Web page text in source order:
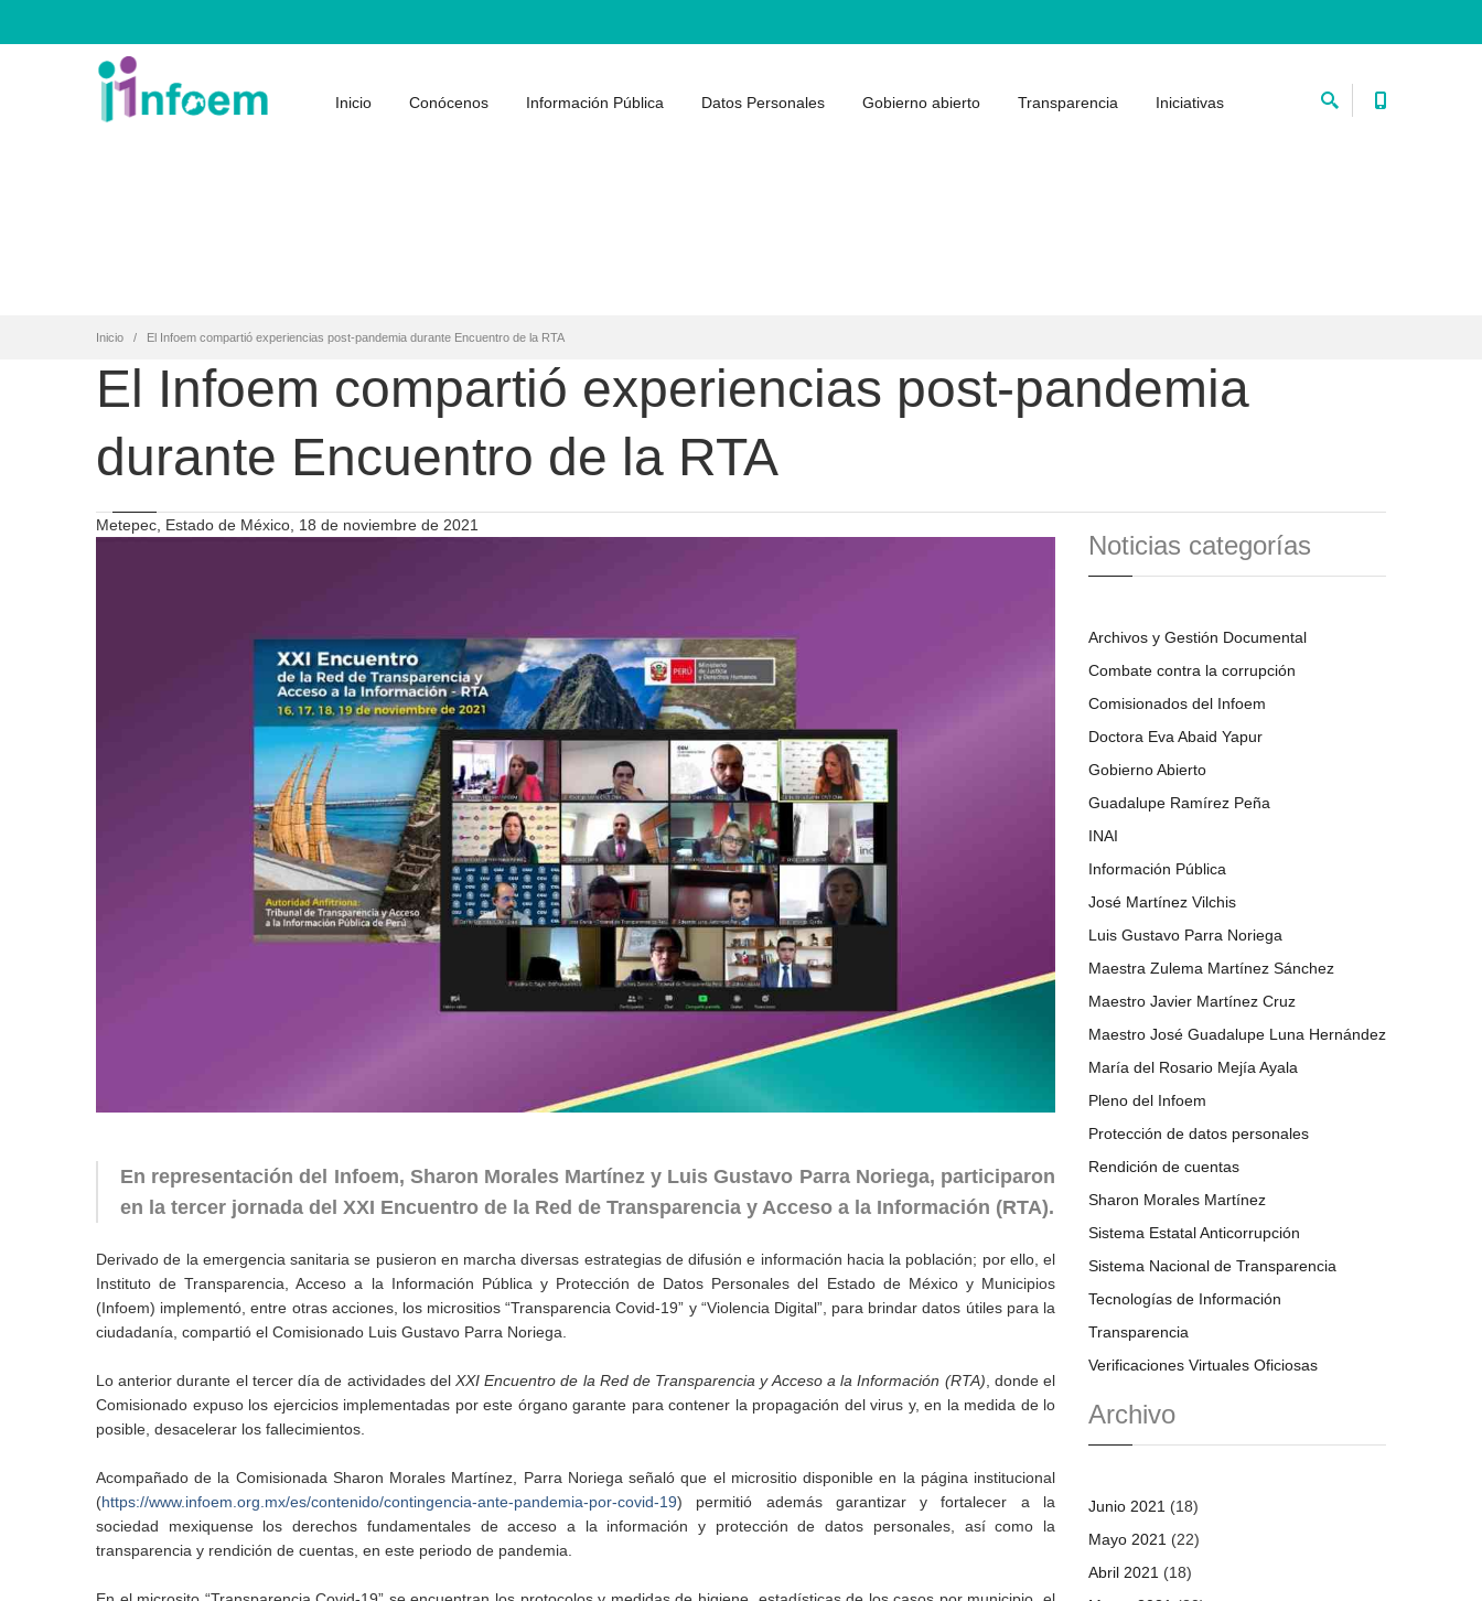
Inicio Conócenos Información Pública Datos Personales Gobierno abierto Transparencia Iniciativas
Inicio El Infoem compartió experiencias post-pandemia durante Encuentro de la RTA
El Infoem compartió experiencias post-pandemia
durante Encuentro de la RTA
Metepec, Estado de México, 18 de noviembre de 2021
En representación del Infoem, Sharon Morales Martínez y Luis Gustavo Parra Noriega, participaron
en la tercer jornada del XXI Encuentro de la Red de Transparencia y Acceso a la Información (RTA).
Derivado de la emergencia sanitaria se pusieron en marcha diversas estrategias de difusión e información hacia la población; por ello, el
Instituto de Transparencia, Acceso a la Información Pública y Protección de Datos Personales del Estado de México y Municipios
(Infoem) implementó, entre otras acciones, los micrositios “Transparencia Covid-19” y “Violencia Digital”, para brindar datos útiles para la
ciudadanía, compartió el Comisionado Luis Gustavo Parra Noriega.
Lo anterior durante el tercer día de actividades del XXI Encuentro de la Red de Transparencia y Acceso a la Información (RTA) , donde el
Comisionado expuso los ejercicios implementadas por este órgano garante para contener la propagación del virus y, en la medida de lo
posible, desacelerar los fallecimientos.
Acompañado de la Comisionada Sharon Morales Martínez, Parra Noriega señaló que el micrositio disponible en la página institucional
(https://www.infoem.org.mx/es/contenido/contingencia-ante-pandemia-por-covid-19) permitió además garantizar y fortalecer a la
sociedad mexiquense los derechos fundamentales de acceso a la información y protección de datos personales, así como la
transparencia y rendición de cuentas, en este periodo de pandemia.
Noticias categorías
Archivos y Gestión Documental
Combate contra la corrupción
Comisionados del Infoem
Doctora Eva Abaid Yapur
Gobierno Abierto
Guadalupe Ramírez Peña
INAI
Información Pública
José Martínez Vilchis
Luis Gustavo Parra Noriega
Maestra Zulema Martínez Sánchez
Maestro Javier Martínez Cruz
Maestro José Guadalupe Luna Hernández
María del Rosario Mejía Ayala
Pleno del Infoem
Protección de datos personales
Rendición de cuentas
Sharon Morales Martínez
Sistema Estatal Anticorrupción
Sistema Nacional de Transparencia
Tecnologías de Información
Transparencia
Verificaciones Virtuales Oficiosas
Archivo
Junio 2021 (18)
Mayo 2021 (22)
Abril 2021 (18)